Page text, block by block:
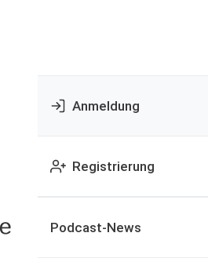
Anmeldung
Registrierung
Podcast-News